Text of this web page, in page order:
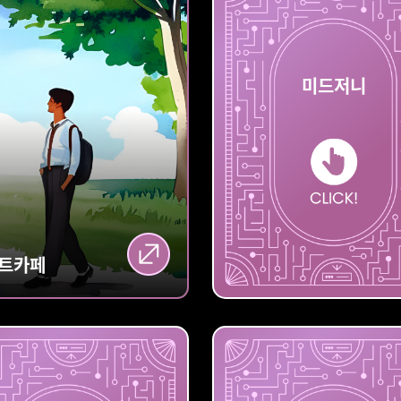
카페
카페
미
미드저니